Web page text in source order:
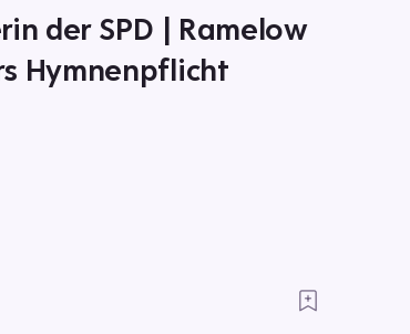
der SPD | Ramelow
Hymnenpflicht